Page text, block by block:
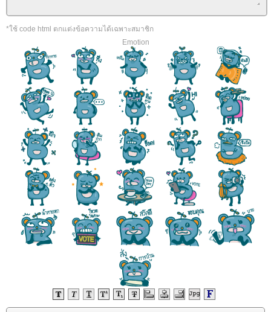
*ใช้ code html ตกแต่งข้อความได้เฉพาะสมาชิก
Emotion